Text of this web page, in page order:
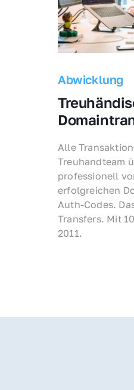
Abwicklung
Alle
Treuhandteam
professionell
erfolgreichen
Auth-Codes.
Transfers. Mit
2011.